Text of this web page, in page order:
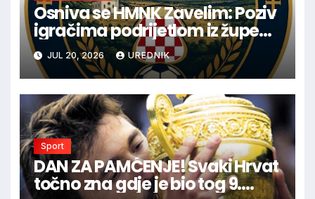
Osniva se HMNK Zavelim: Poziv
igračima podrijetlom iz župe
Vinica da postanu dio nove
sportske priče
JUL 20, 2026 UREDNIK
Sport
DAN ZA PAMĆENJE! Svaki Hrvat
točno zna gdje je bio tog 9.